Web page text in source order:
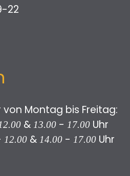
22
Montag bis Freitag:
& 13.00- 17.00Uhr
12.00& 14.00- 17.00Uhr